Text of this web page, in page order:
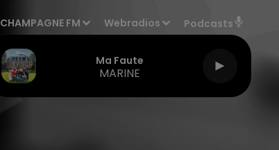
CHAMPAGNE FM Webradios Podcasts
Ma Faute
MARINE